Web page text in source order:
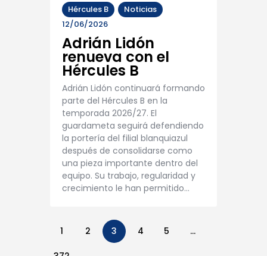
Hércules B
Noticias
12/06/2026
Adrián Lidón
renueva con el
Hércules B
Adrián Lidón continuará formando
parte del Hércules B en la
temporada 2026/27. El
guardameta seguirá defendiendo
la portería del filial blanquiazul
después de consolidarse como
una pieza importante dentro del
equipo. Su trabajo, regularidad y
crecimiento le han permitido…
1 2 3 4 5 …